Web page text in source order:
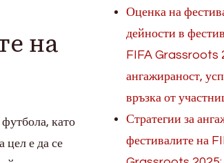
на
като
цел е да се
Оценка на
дейности в
FIFA Grassroots
ангажираност,
връзка от
Стратегии за
фестивалите на